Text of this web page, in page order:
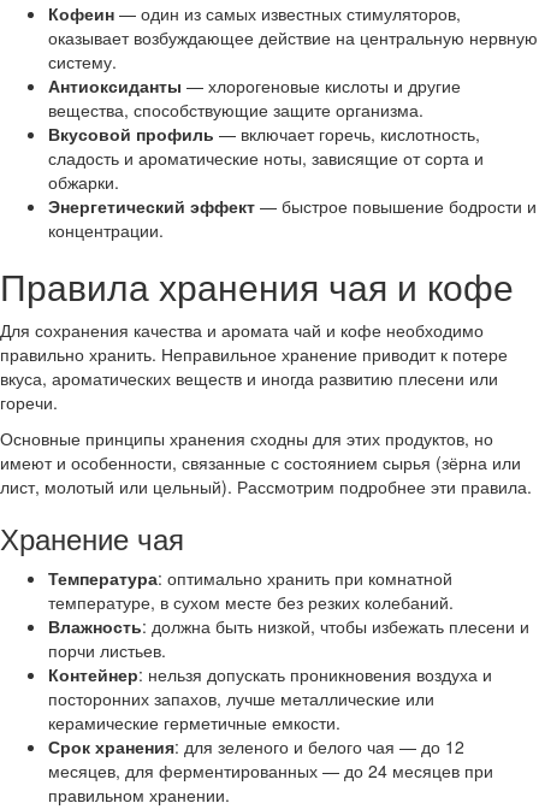
Кофеин — один из самых известных стимуляторов,
оказывает возбуждающее действие на центральную нервную
систему.
Антиоксиданты — хлорогеновые кислоты и другие
вещества, способствующие защите организма.
Вкусовой профиль — включает горечь, кислотность,
сладость и ароматические ноты, зависящие от сорта и
обжарки.
Энергетический эффект — быстрое повышение бодрости и
концентрации.
Правила хранения чая и кофе
Для сохранения качества и аромата чай и кофе необходимо
правильно хранить. Неправильное хранение приводит к потере
вкуса, ароматических веществ и иногда развитию плесени или
горечи.
Основные принципы хранения сходны для этих продуктов, но
имеют и особенности, связанные с состоянием сырья (зёрна или
лист, молотый или цельный). Рассмотрим подробнее эти правила.
Хранение чая
Температура: оптимально хранить при комнатной
температуре, в сухом месте без резких колебаний.
Влажность: должна быть низкой, чтобы избежать плесени и
порчи листьев.
Контейнер: нельзя допускать проникновения воздуха и
посторонних запахов, лучше металлические или
керамические герметичные емкости.
Срок хранения: для зеленого и белого чая — до 12
месяцев, для ферментированных — до 24 месяцев при
правильном хранении.